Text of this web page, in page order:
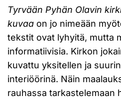
Tyrvään Pyhän Olavin
kuvaa on jo nimeään
tekstit ovat lyhyitä, mutta
informatiivisia. Kirkon
kuvattu yksitellen ja
interiöörinä. Näin
rauhassa tarkastelemaan